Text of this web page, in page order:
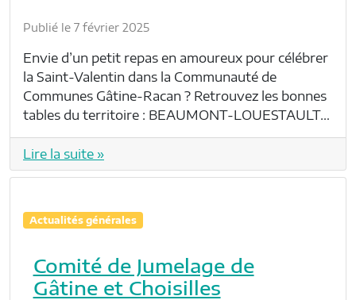
Publié le 7 février 2025
Envie d’un petit repas en amoureux pour célébrer
la Saint-Valentin dans la Communauté de
Communes Gâtine-Racan ? Retrouvez les bonnes
tables du territoire : BEAUMONT-LOUESTAULT…
Lire la suite »
Actualités générales
Comité de Jumelage de
Gâtine et Choisilles